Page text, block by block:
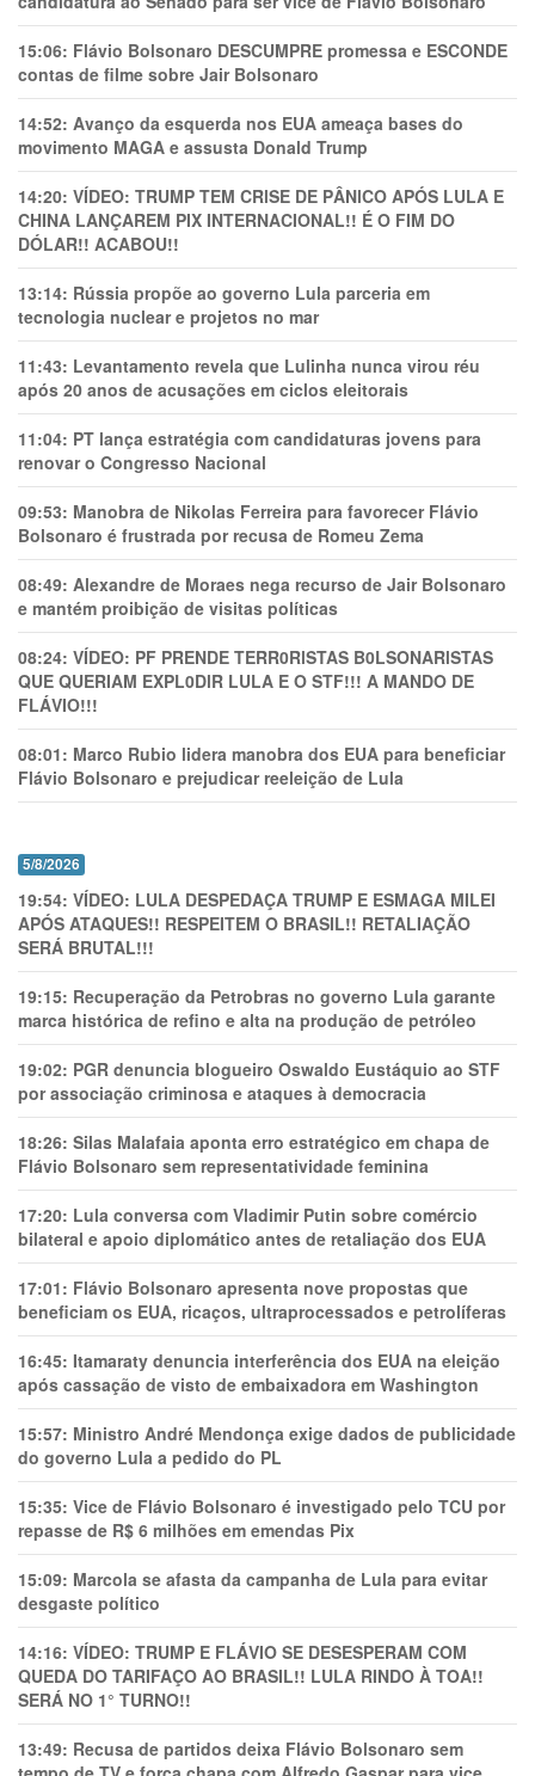
15:06: Flávio Bolsonaro DESCUMPRE promessa e ESCONDE
contas de filme sobre Jair Bolsonaro
14:52: Avanço da esquerda nos EUA ameaça bases do
movimento MAGA e assusta Donald Trump
14:20: VÍDEO: TRUMP TEM CRlSE DE PÂNlCO APÓS LULA E
CHINA LANÇAREM PIX INTERNACIONAL!! É O FIM DO
DÓLAR!! ACABOU!!
13:14: Rússia propõe ao governo Lula parceria em
tecnologia nuclear e projetos no mar
11:43: Levantamento revela que Lulinha nunca virou réu
após 20 anos de acusações em ciclos eleitorais
11:04: PT lança estratégia com candidaturas jovens para
renovar o Congresso Nacional
09:53: Manobra de Nikolas Ferreira para favorecer Flávio
Bolsonaro é frustrada por recusa de Romeu Zema
08:49: Alexandre de Moraes nega recurso de Jair Bolsonaro
e mantém proibição de visitas políticas
08:24: VÍDEO: PF PRENDE TERR0RlSTAS B0LSONARlSTAS
QUE QUERIAM EXPL0DlR LULA E O STF!!! A MANDO DE
FLÁVIO!!!
08:01: Marco Rubio lidera manobra dos EUA para beneficiar
Flávio Bolsonaro e prejudicar reeleição de Lula
5/8/2026
19:54: VÍDEO: LULA DESPEDAÇA TRUMP E ESMAGA MILEI
APÓS ATAQUES!! RESPEITEM O BRASIL!! RETALIAÇÃO
SERÁ BRUTAL!!!
19:15: Recuperação da Petrobras no governo Lula garante
marca histórica de refino e alta na produção de petróleo
19:02: PGR denuncia blogueiro Oswaldo Eustáquio ao STF
por associação criminosa e ataques à democracia
18:26: Silas Malafaia aponta erro estratégico em chapa de
Flávio Bolsonaro sem representatividade feminina
17:20: Lula conversa com Vladimir Putin sobre comércio
bilateral e apoio diplomático antes de retaliação dos EUA
17:01: Flávio Bolsonaro apresenta nove propostas que
beneficiam os EUA, ricaços, ultraprocessados e petrolíferas
16:45: Itamaraty denuncia interferência dos EUA na eleição
após cassação de visto de embaixadora em Washington
15:57: Ministro André Mendonça exige dados de publicidade
do governo Lula a pedido do PL
15:35: Vice de Flávio Bolsonaro é investigado pelo TCU por
repasse de R$ 6 milhões em emendas Pix
15:09: Marcola se afasta da campanha de Lula para evitar
desgaste político
14:16: VÍDEO: TRUMP E FLÁVIO SE DESESPERAM COM
QUEDA DO TARIFAÇO AO BRASIL!! LULA RINDO À TOA!!
SERÁ NO 1° TURNO!!
13:49: Recusa de partidos deixa Flávio Bolsonaro sem